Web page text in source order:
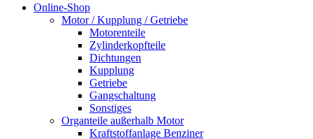
Online-Shop
Motor / Kupplung / Getriebe
Motorenteile
Zylinderkopfteile
Dichtungen
Kupplung
Getriebe
Gangschaltung
Sonstiges
Organteile außerhalb Motor
Kraftstoffanlage Benziner